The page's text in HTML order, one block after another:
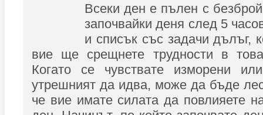
Всеки ден е пълен с
започвайки деня след 5
и списък със задачи дълъг,
вие ще срещнете трудности в
Когато се чувствате изморени
утрешният да идва, може да бъде
че вие имате силата да повлияете